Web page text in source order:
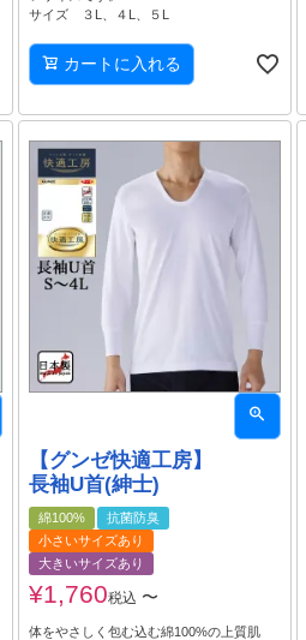
サイズ ３L、４L、５L
カートに入れる
【グンゼ快適工房】
長袖U首(紳士)
綿100%
抗菌防臭
小さいサイズあり
大きいサイズあり
¥1,760税込 〜
体をやさしく包む込む綿100%の上質肌